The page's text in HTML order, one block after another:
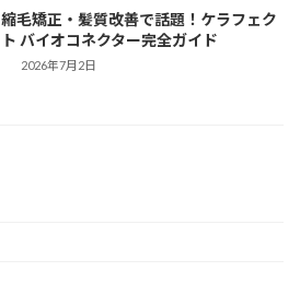
縮毛矯正・髪質改善で話題！ケラフェク
ト バイオコネクター完全ガイド
2026年7月2日